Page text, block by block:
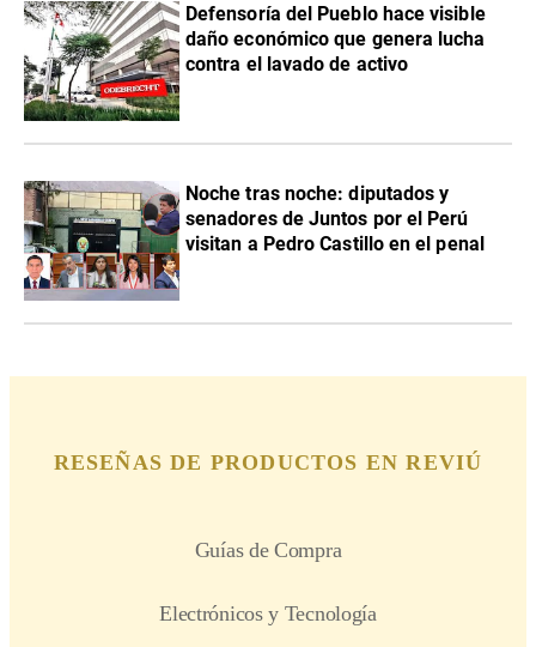
Defensoría del Pueblo hace visible
daño económico que genera lucha
contra el lavado de activo
Noche tras noche: diputados y
senadores de Juntos por el Perú
visitan a Pedro Castillo en el penal